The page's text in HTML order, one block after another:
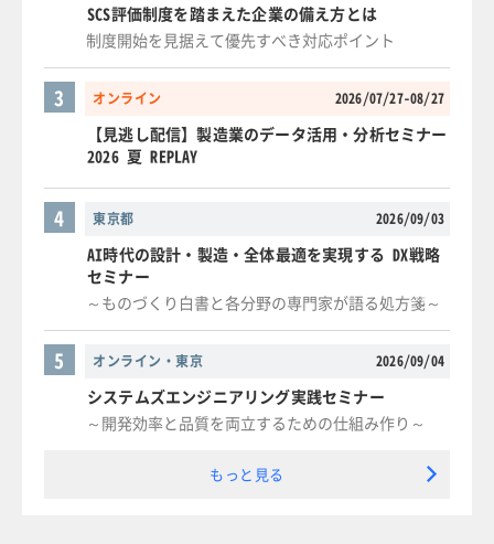
SCS評価制度を踏まえた企業の備え方とは
制度開始を見据えて優先すべき対応ポイント
オンライン 2026/07/27-08/27
3
【見逃し配信】製造業のデータ活用・分析セミナー
2026 夏 REPLAY
東京都 2026/09/03
4
AI時代の設計・製造・全体最適を実現する DX戦略
セミナー
～ものづくり白書と各分野の専門家が語る処方箋～
オンライン・東京 2026/09/04
5
システムズエンジニアリング実践セミナー
～開発効率と品質を両立するための仕組み作り～
もっと見る